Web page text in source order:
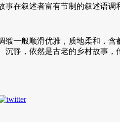
事在叙述者富有节制的叙述语
般顺滑优雅，质地柔和，含
静，依然是古老的乡村故事，